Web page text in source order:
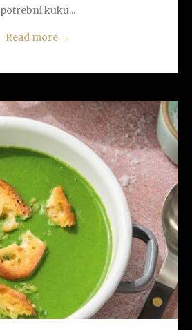
potrebni kuku...
Read more →
READ MORE